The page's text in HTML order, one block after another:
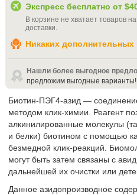
Экспресс бесплатно от
В корзине не хватает товаров на
доставки
Никаких дополнительных
Нашли более выгодное
предложим выгодные варианты!
Биотин-ПЭГ4-азид —
методом клик-химии. Реагент
алкинилированные молекулы
и белки) биотином с помощью
безмедной клик-реакций.
могут быть затем связаны с
дальнейшей их очистки или
Данное азидопроизводное